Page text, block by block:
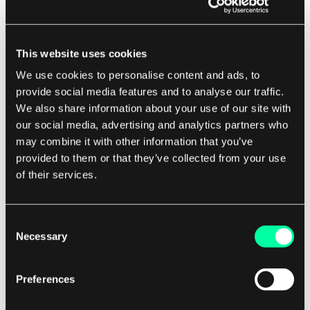
This website uses cookies
We use cookies to personalise content and ads, to
provide social media features and to analyse our traffic.
We also share information about your use of our site with
our social media, advertising and analytics partners who
may combine it with other information that you’ve
provided to them or that they’ve collected from your use
of their services.
Selection
Necessary
Preferences
komputerowym. Te błędy mają katastrofalny
powodując, że staje się ono całkowicie
nieużyteczne lub stanowi poważne zagrożenie dla
bezpieczeństwa. Błędy krytyczne muszą być
rozwiązane niezwłocznie, aby zapobiec dalszym
uszkodzeniom lub szkodom dla oprogramowania
i jego użytkowników.
poziomów ciężkości błędów jest kluczowe w
poziomie. Współpracując z firmą, która ma